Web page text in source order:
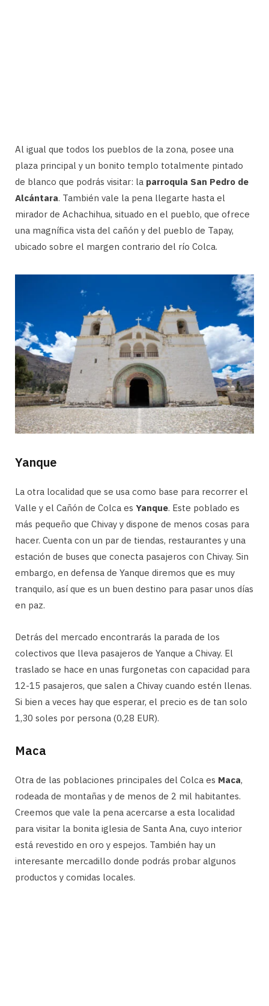
Al igual que todos los pueblos de la zona, posee una
plaza principal y un bonito templo totalmente pintado
de blanco que podrás visitar: la parroquia San Pedro de
Alcántara. También vale la pena llegarte hasta el
mirador de Achachihua, situado en el pueblo, que ofrece
una magnífica vista del cañón y del pueblo de Tapay,
ubicado sobre el margen contrario del río Colca.
Yanque
La otra localidad que se usa como base para recorrer el
Valle y el Cañón de Colca es Yanque. Este poblado es
más pequeño que Chivay y dispone de menos cosas para
hacer. Cuenta con un par de tiendas, restaurantes y una
estación de buses que conecta pasajeros con Chivay. Sin
embargo, en defensa de Yanque diremos que es muy
tranquilo, así que es un buen destino para pasar unos días
en paz.
Detrás del mercado encontrarás la parada de los
colectivos que lleva pasajeros de Yanque a Chivay. El
traslado se hace en unas furgonetas con capacidad para
12-15 pasajeros, que salen a Chivay cuando estén llenas.
Si bien a veces hay que esperar, el precio es de tan solo
1,30 soles por persona (0,28 EUR).
Maca
Otra de las poblaciones principales del Colca es Maca,
rodeada de montañas y de menos de 2 mil habitantes.
Creemos que vale la pena acercarse a esta localidad
para visitar la bonita iglesia de Santa Ana, cuyo interior
está revestido en oro y espejos. También hay un
interesante mercadillo donde podrás probar algunos
productos y comidas locales.